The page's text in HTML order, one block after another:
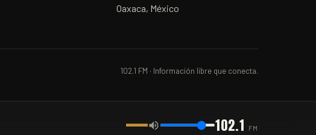
Oaxaca, México
102.1 FM · Información libre que conecta.
102.1 FM